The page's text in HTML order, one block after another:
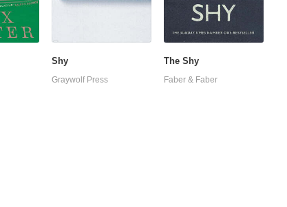
Shy
Graywolf Press
The Shy
Faber & Faber